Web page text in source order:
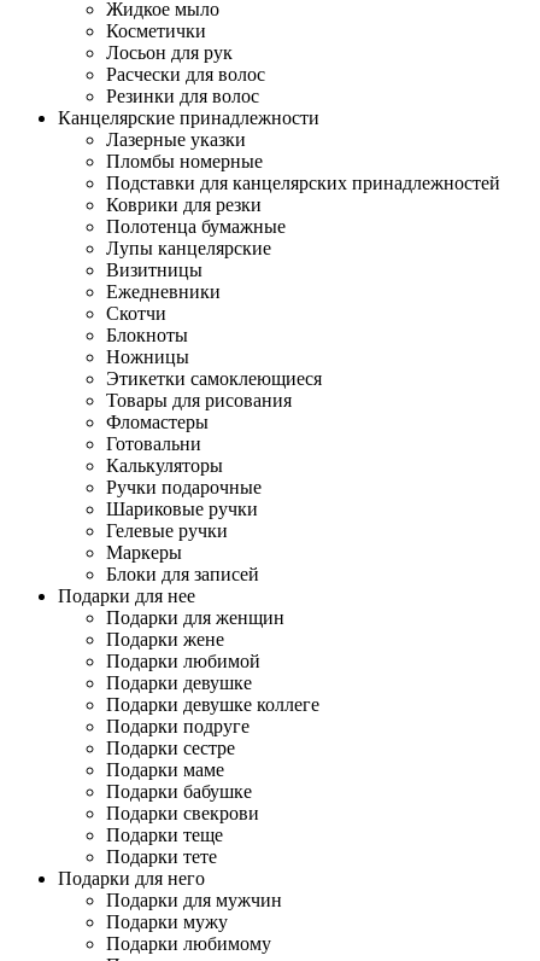
Жидкое мыло
Косметички
Лосьон для рук
Расчески для волос
Резинки для волос
Канцелярские принадлежности
Лазерные указки
Пломбы номерные
Подставки для канцелярских принадлежностей
Коврики для резки
Полотенца бумажные
Лупы канцелярские
Визитницы
Ежедневники
Скотчи
Блокноты
Ножницы
Этикетки самоклеющиеся
Товары для рисования
Фломастеры
Готовальни
Калькуляторы
Ручки подарочные
Шариковые ручки
Гелевые ручки
Маркеры
Блоки для записей
Подарки для нее
Подарки для женщин
Подарки жене
Подарки любимой
Подарки девушке
Подарки девушке коллеге
Подарки подруге
Подарки сестре
Подарки маме
Подарки бабушке
Подарки свекрови
Подарки теще
Подарки тете
Подарки для него
Подарки для мужчин
Подарки мужу
Подарки любимому